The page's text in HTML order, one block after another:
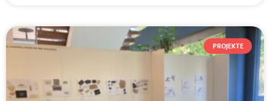
PROJEKTE